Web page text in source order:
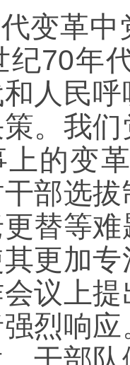
变革
纪70年
人民
。我
上的变
部选
替等
更加
议上
烈响